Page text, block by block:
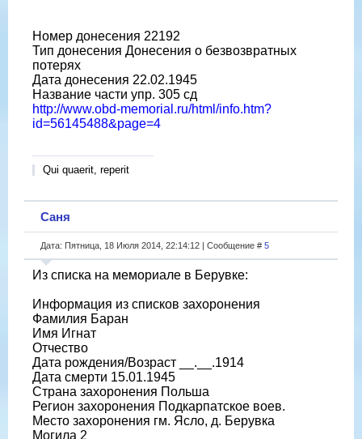
Номер донесения 22192
Тип донесения Донесения о безвозвратных
потерях
Дата донесения 22.02.1945
Название части упр. 305 сд
http://www.obd-memorial.ru/html/info.htm?
id=56145488&page=4
Qui quaerit, reperit
Саня
Дата: Пятница, 18 Июля 2014, 22:14:12 | Сообщение # 5
Из списка на мемориале в Берувке:
Информация из списков захоронения
Фамилия Баран
Имя Игнат
Отчество
Дата рождения/Возраст __.__.1914
Дата смерти 15.01.1945
Страна захоронения Польша
Регион захоронения Подкарпатское воев.
Место захоронения гм. Ясло, д. Берувка
Могила 2